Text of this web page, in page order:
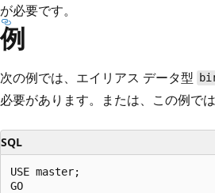
が必要です。
例
次の例では、エイリアス データ型
必要があります。または、この例で
SQL
USE master;
GO